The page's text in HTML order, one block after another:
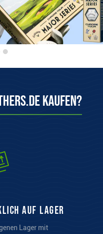
kaufen?
auf Lager
Lager mit